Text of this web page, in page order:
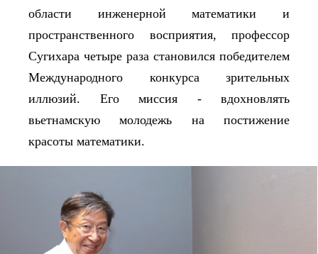
области инженерной математики и
пространственного восприятия, профессор
Сугихара четыре раза становился победителем
Международного конкурса зрительных
иллюзий. Его миссия - вдохновлять
вьетнамскую молодежь на постижение
красоты математики.